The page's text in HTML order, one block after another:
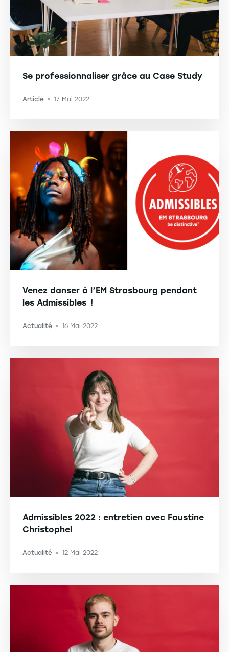
Se professionnaliser grâce au Case Study
Article -17 Mai 2022
Venez danser à l’EM Strasbourg pendant
les Admissibles !
Actualité -16 Mai 2022
Admissibles 2022 : entretien avec Faustine
Christophel
Actualité -12 Mai 2022